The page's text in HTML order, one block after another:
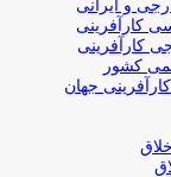
و ایرانی
کارآفرینی
کارآفرینی
کشور
جهان